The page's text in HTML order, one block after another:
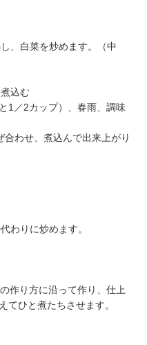
、白菜を炒めます。（中
込む
1／2カップ）、春雨、調味
わせ、煮込んで出来上がり
わりに炒めます。
作り方に沿って作り、仕上
てひと煮たちさせます。